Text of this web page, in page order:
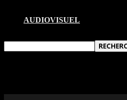
AUDIOVISUEL